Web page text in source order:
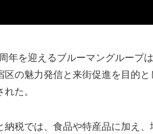
年を迎えるブルーマングループ
区の魅力発信と来街促進を目的
た。
納税では、食品や特産品に加え